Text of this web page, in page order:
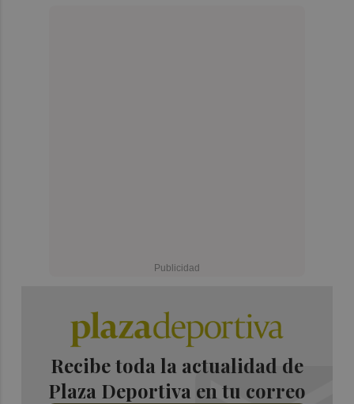
Recibe toda la actualidad de
Plaza Deportiva en tu correo